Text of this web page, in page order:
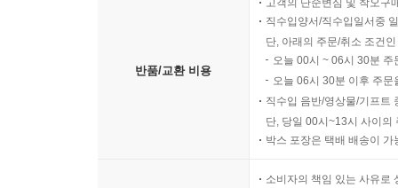
9장 전후 현대의 불교__― 231
2. 불교계의 각종 운동과 새로운 동향 _ 233
3. 수행에 대한 새로운 주목 _ 235
반품/교환 비용
고객의 단순변심 및 착오구
직수입양서/직수입일서중
단, 아래의 주문/취소 조건
오늘 00시 ~ 06시 30분
오늘 06시 30분 이후 주
직수입 음반/영상물/기프트
단, 당일 00시~13시 사이의
박스 포장은 택배 배송이
소비자의 책임 있는 사유로